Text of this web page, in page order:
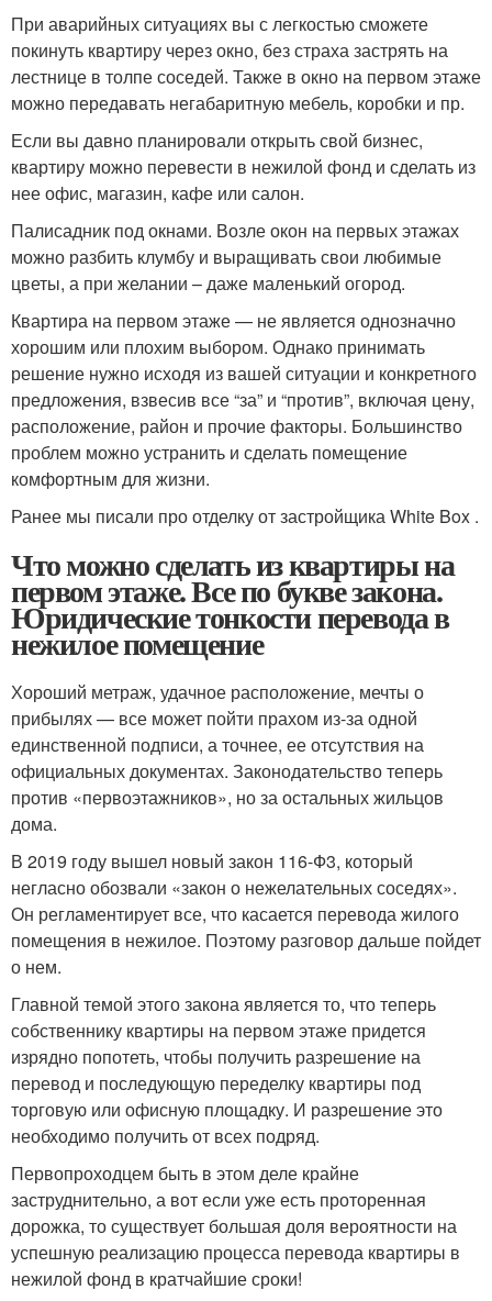
При аварийных ситуациях вы с легкостью сможете
покинуть квартиру через окно, без страха застрять на
лестнице в толпе соседей. Также в окно на первом этаже
можно передавать негабаритную мебель, коробки и пр.
Если вы давно планировали открыть свой бизнес,
квартиру можно перевести в нежилой фонд и сделать из
нее офис, магазин, кафе или салон.
Палисадник под окнами. Возле окон на первых этажах
можно разбить клумбу и выращивать свои любимые
цветы, а при желании – даже маленький огород.
Квартира на первом этаже — не является однозначно
хорошим или плохим выбором. Однако принимать
решение нужно исходя из вашей ситуации и конкретного
предложения, взвесив все “за” и “против”, включая цену,
расположение, район и прочие факторы. Большинство
проблем можно устранить и сделать помещение
комфортным для жизни.
Ранее мы писали про отделку от застройщика White Box .
Что можно сделать из квартиры на
первом этаже. Все по букве закона.
Юридические тонкости перевода в
нежилое помещение
Хороший метраж, удачное расположение, мечты о
прибылях — все может пойти прахом из-за одной
единственной подписи, а точнее, ее отсутствия на
официальных документах. Законодательство теперь
против «первоэтажников», но за остальных жильцов
дома.
В 2019 году вышел новый закон 116-Ф3, который
негласно обозвали «закон о нежелательных соседях».
Он регламентирует все, что касается перевода жилого
помещения в нежилое. Поэтому разговор дальше пойдет
о нем.
Главной темой этого закона является то, что теперь
собственнику квартиры на первом этаже придется
изрядно попотеть, чтобы получить разрешение на
перевод и последующую переделку квартиры под
торговую или офисную площадку. И разрешение это
необходимо получить от всех подряд.
Первопроходцем быть в этом деле крайне
заструднительно, а вот если уже есть проторенная
дорожка, то существует большая доля вероятности на
успешную реализацию процесса перевода квартиры в
нежилой фонд в кратчайшие сроки!